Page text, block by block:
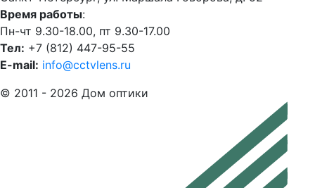
Время работы:
Пн-чт 9.30-18.00, пт 9.30-17.00
Тел: +7 (812) 447-95-55
E-mail: info@cctvlens.ru
© 2011 - 2026 Дом оптики